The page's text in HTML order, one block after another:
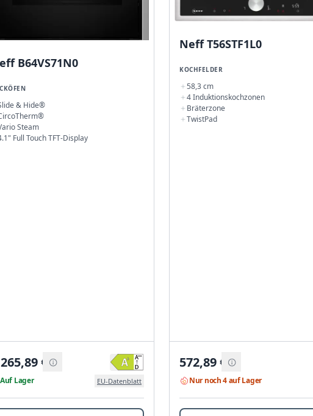
B64VS71N0
& Hide®
Steam
Full Touch TFT-Display
€
Auf Lager EU-Datenblatt
Neff T56STF1L0
KOCHFELDER
58,3 cm
4 Induktionskochzonen
Bräterzone
TwistPad
572,89€
Nur noch 4 auf Lager